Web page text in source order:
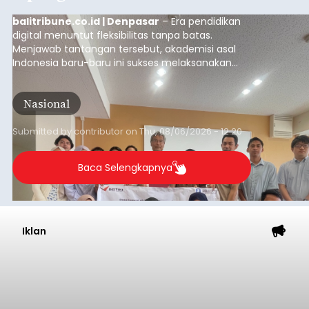
balitribune.co.id | Denpasar – Era pendidikan
digital menuntut fleksibilitas tanpa batas.
Menjawab tantangan tersebut, akademisi asal
Indonesia baru-baru ini sukses melaksanakan
program Pengabdian Kepada Masyarakat (PKM)
skala internasional di Distributed Systems
Laboratory, Okayama University, Jepang.
Nasional
Submitted by contributor on Thu, 08/06/2026 - 12:20
Baca Selengkapnya
Iklan